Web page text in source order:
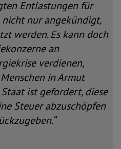
Entlastungen für
nicht nur angekündigt,
werden. Es kann doch
an
verdienen,
in Armut
ist gefordert, diese
Steuer abzuschöpfen